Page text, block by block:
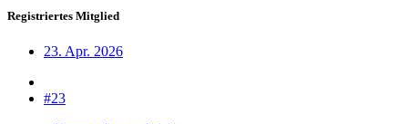
Registriertes Mitglied
23. Apr. 2026
#23